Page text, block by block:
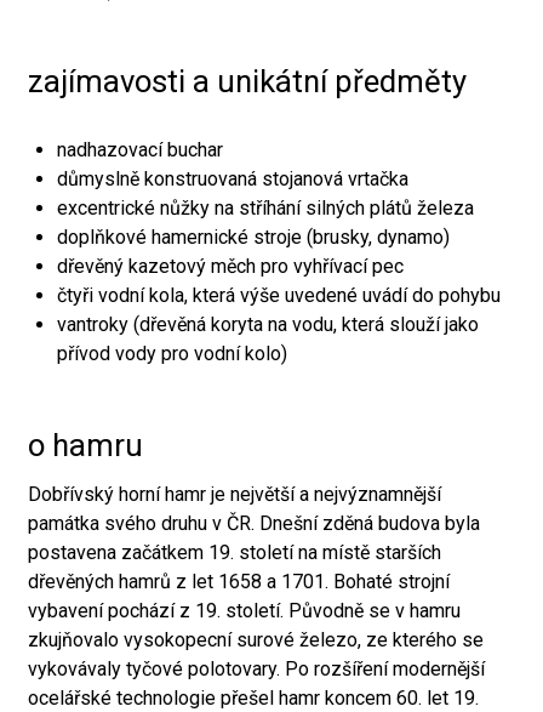
zajímavosti a unikátní předměty
nadhazovací buchar
důmyslně konstruovaná stojanová vrtačka
excentrické nůžky na stříhání silných plátů železa
doplňkové hamernické stroje (brusky, dynamo)
dřevěný kazetový měch pro vyhřívací pec
čtyři vodní kola, která výše uvedené uvádí do pohybu
vantroky (dřevěná koryta na vodu, která slouží jako
přívod vody pro vodní kolo)
o hamru
Dobřívský horní hamr je největší a nejvýznamnější
památka svého druhu v ČR. Dnešní zděná budova byla
postavena začátkem 19. století na místě starších
dřevěných hamrů z let 1658 a 1701. Bohaté strojní
vybavení pochází z 19. století. Původně se v hamru
zkujňovalo vysokopecní surové železo, ze kterého se
vykovávaly tyčové polotovary. Po rozšíření modernější
ocelářské technologie přešel hamr koncem 60. let 19.